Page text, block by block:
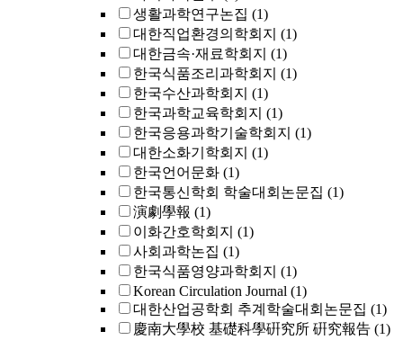
생활과학연구논집 (1)
대한직업환경의학회지 (1)
대한금속·재료학회지 (1)
한국식품조리과학회지 (1)
한국수산과학회지 (1)
한국과학교육학회지 (1)
한국응용과학기술학회지 (1)
대한소화기학회지 (1)
한국언어문화 (1)
한국통신학회 학술대회논문집 (1)
演劇學報 (1)
이화간호학회지 (1)
사회과학논집 (1)
한국식품영양과학회지 (1)
Korean Circulation Journal (1)
대한산업공학회 추계학술대회논문집 (1)
慶南大學校 基礎科學硏究所 硏究報告 (1)